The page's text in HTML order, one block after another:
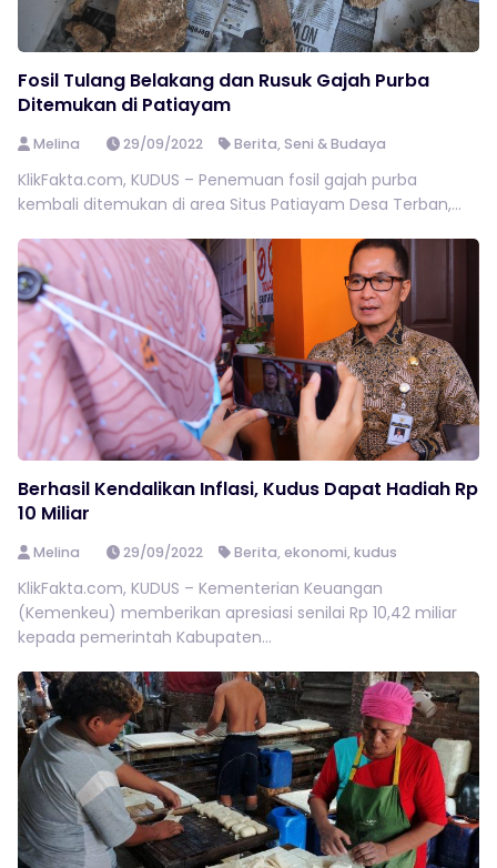
Fosil Tulang Belakang dan Rusuk Gajah Purba
Ditemukan di Patiayam
Melina 29/09/2022 Berita,Seni & Budaya
KlikFakta.com, KUDUS – Penemuan fosil gajah purba
kembali ditemukan di area Situs Patiayam Desa Terban,...
Berhasil Kendalikan Inflasi, Kudus Dapat Hadiah Rp
10 Miliar
Melina 29/09/2022 Berita,ekonomi,kudus
KlikFakta.com, KUDUS – Kementerian Keuangan
(Kemenkeu) memberikan apresiasi senilai Rp 10,42 miliar
kepada pemerintah Kabupaten...